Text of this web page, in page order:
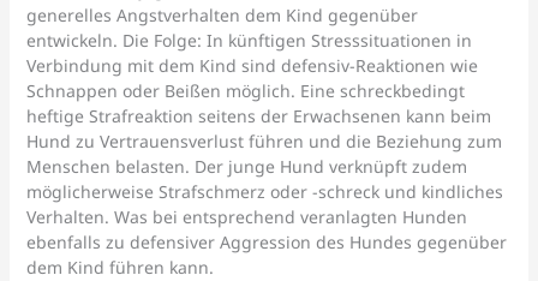
generelles Angstverhalten dem Kind gegenüber
entwickeln. Die Folge: In künftigen Stresssituationen in
Verbindung mit dem Kind sind defensiv-Reaktionen wie
Schnappen oder Beißen möglich. Eine schreckbedingt
heftige Strafreaktion seitens der Erwachsenen kann beim
Hund zu Vertrauensverlust führen und die Beziehung zum
Menschen belasten. Der junge Hund verknüpft zudem
möglicherweise Strafschmerz oder -schreck und kindliches
Verhalten. Was bei entsprechend veranlagten Hunden
ebenfalls zu defensiver Aggression des Hundes gegenüber
dem Kind führen kann.